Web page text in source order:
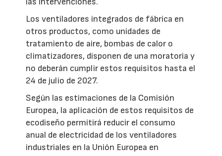
Los ventiladores integrados de fábrica en
otros productos, como unidades de
tratamiento de aire, bombas de calor o
climatizadores, disponen de una moratoria y
no deberán cumplir estos requisitos hasta el
24 de julio de 2027.
Según las estimaciones de la Comisión
Europea, la aplicación de estos requisitos de
ecodiseño permitirá reducir el consumo
anual de electricidad de los ventiladores
industriales en la Unión Europea en